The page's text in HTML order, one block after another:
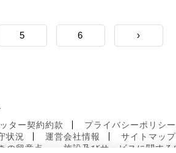
5 6 ›
ター契約約款
プライバシーポリシー
状況 運営会社情報
サイトマップ
の留意点
施設及びサービスに関する